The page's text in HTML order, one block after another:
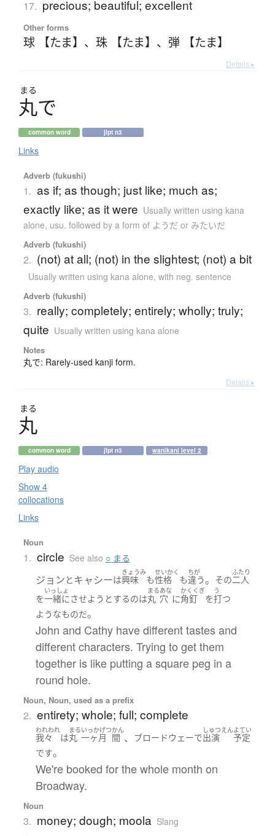
17. precious; beautiful; excellent
Other forms
球 【たま】 、 珠 【たま】 、 弾 【たま】
Details ▸
まる
丸で
common word jlpt n3
Links
Adverb (fukushi)
1. as if; as though; just like; much as;
exactly like; as it were Usually written using kana
alone, usu. followed by a form of ようだ or みたいだ
Adverb (fukushi)
2. (not) at all; (not) in the slightest; (not) a bit
Usually written using kana alone, with neg. sentence
Adverb (fukushi)
3. really; completely; entirely; wholly; truly;
quite Usually written using kana alone
Notes
丸で: Rarely-used kanji form.
Details ▸
まる
丸
common word jlpt n3 wanikani level 2
Play audio
Show 4
collocations
Links
Noun
1. circle See also ○ まる
ジョン とキャシーは
きょうみ
興味 も
せいかく
性格 も
ちが
違う。 その
ふたり
二人
を
いっしょ
一緒に させよう とするのは
まる
丸
あな
穴 に
かくくぎ
角釘 を
う
打つ
ようなものだ。
John and Cathy have different tastes and
different characters. Trying to get them
together is like putting a square peg in a
round hole.
Noun, Noun, used as a prefix
2. entirety; whole; full; complete
われわれ
我々 は
まる
丸
いっかげつ
一ヶ月
かん
間 、 ブロードウェーで
しゅつえん
出演
よてい
予定
です。
We're booked for the whole month on
Broadway.
Noun
3. money; dough; moola Slang